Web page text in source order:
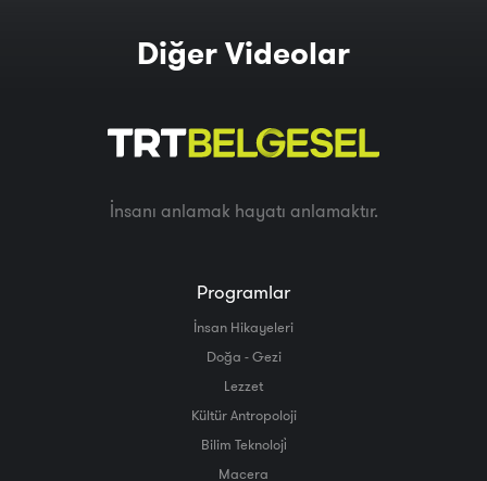
Diğer Videolar
İnsanı anlamak hayatı anlamaktır.
Programlar
İnsan Hikayeleri
Doğa - Gezi
Lezzet
Kültür Antropoloji
Bilim Teknoloji̇
Macera